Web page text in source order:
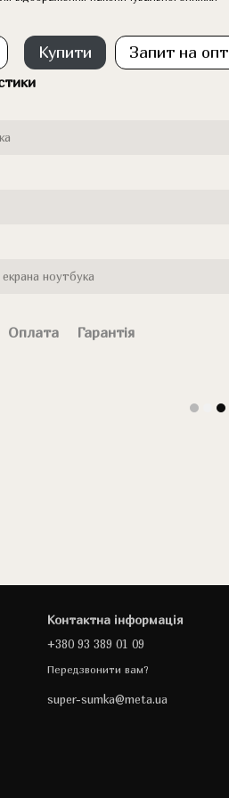
Купити Запит на опт
екрана ноутбука
Оплата Гарантія
Контактна інформація
+380 93 389 01 09
Передзвонити вам?
super-sumka@meta.ua